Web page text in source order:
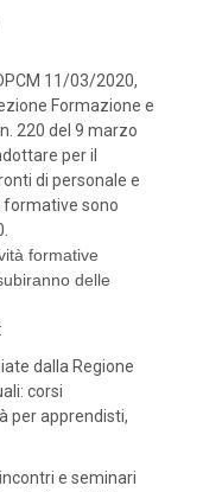
11/03/2020,
Formazione e
220 del 9 marzo
per il
di personale e
sono
formative
delle
dalla Regione
corsi
per apprendisti,
e seminari